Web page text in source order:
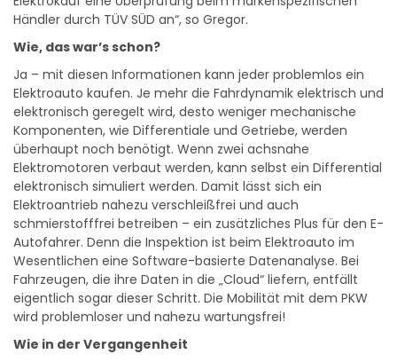
Händler durch TÜV SÜD an“, so Gregor.
Wie, das war’s schon?
Ja – mit diesen Informationen kann jeder problemlos ein
Elektroauto kaufen. Je mehr die Fahrdynamik elektrisch und
elektronisch geregelt wird, desto weniger mechanische
Komponenten, wie Differentiale und Getriebe, werden
überhaupt noch benötigt. Wenn zwei achsnahe
Elektromotoren verbaut werden, kann selbst ein Differential
elektronisch simuliert werden. Damit lässt sich ein
Elektroantrieb nahezu verschleißfrei und auch
schmierstofffrei betreiben – ein zusätzliches Plus für den E-
Autofahrer. Denn die Inspektion ist beim Elektroauto im
Wesentlichen eine Software-basierte Datenanalyse. Bei
Fahrzeugen, die ihre Daten in die „Cloud“ liefern, entfällt
eigentlich sogar dieser Schritt. Die Mobilität mit dem PKW
wird problemloser und nahezu wartungsfrei!
Wie in der Vergangenheit